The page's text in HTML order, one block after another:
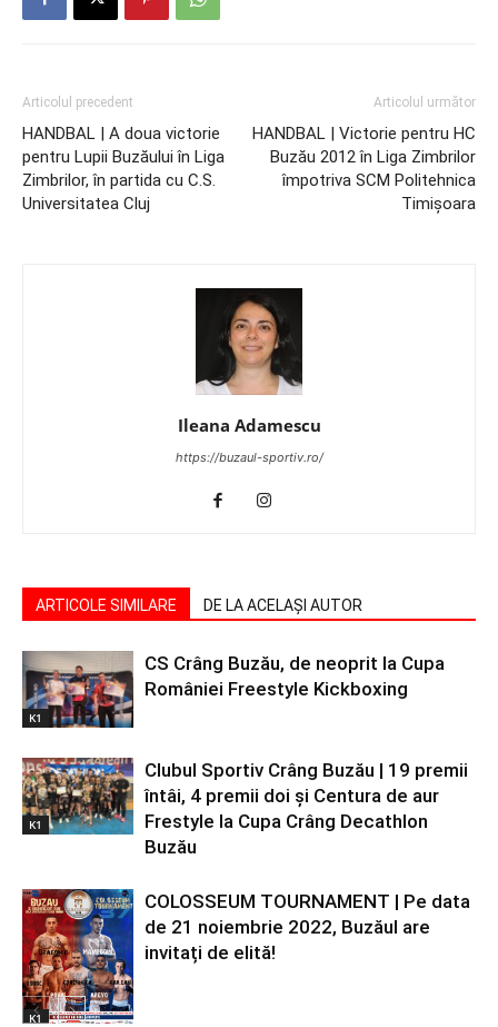
Articolul precedent
HANDBAL | A doua victorie
pentru Lupii Buzăului în Liga
Zimbrilor, în partida cu C.S.
Universitatea Cluj
Articolul următor
HANDBAL | Victorie pentru HC
Buzău 2012 în Liga Zimbrilor
împotriva SCM Politehnica
Timișoara
Ileana Adamescu
https://buzaul-sportiv.ro/
ARTICOLE SIMILARE DE LA ACELAȘI AUTOR
K1
CS Crâng Buzău, de neoprit la Cupa
României Freestyle Kickboxing
K1
Clubul Sportiv Crâng Buzău | 19 premii
întâi, 4 premii doi și Centura de aur
Frestyle la Cupa Crâng Decathlon
Buzău
K1
COLOSSEUM TOURNAMENT | Pe data
de 21 noiembrie 2022, Buzăul are
invitați de elită!